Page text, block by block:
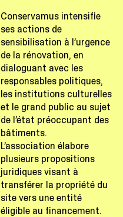
Conservamus intensifie
ses actions de
sensibilisation à l’urgence
de la rénovation, en
dialoguant avec les
responsables politiques,
les institutions culturelles
et le grand public au sujet
de l’état préoccupant des
bâtiments.
L’association élabore
plusieurs propositions
juridiques visant à
transférer la propriété du
site vers une entité
éligible au financement.